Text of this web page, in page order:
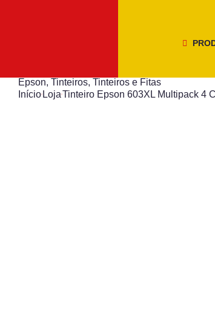
Epson, Tinteiros, Tinteiros e Fitas
Início LojaTinteiro Epson 603XL Multipack 4